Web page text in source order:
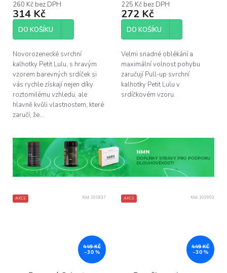
produktu
je
5,0
5
260 Kč bez DPH
314 Kč
DO KOŠÍKU
Novorozenecké svrchní
kalhotky Petit Lulu, s hravým
vzorem barevných srdíček si
vás rychle získají nejen díky
roztomilému vzhledu, ale
hlavně kvůli vlastnostem, které
zaručí, že...
produktu
je
5,0
5
225 Kč bez DPH
272 Kč
DO KOŠÍKU
Velmi snadné oblékání a
maximální volnost pohybu
zaručují Pull-up svrchní
kalhotky Petit Lulu v
srdíčkovém vzoru.
AKCE
449 KČ
–30 %
Kód: 101837 AKCE
449 KČ
–30 %
Kód: 102903